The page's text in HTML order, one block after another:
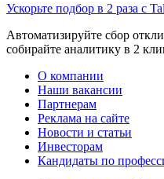
Ускорьте подбор в 2 раза с
Автоматизируйте сбор
собирайте аналитику в 2
О компании
Наши вакансии
Партнерам
Реклама на сайте
Новости и статьи
Инвесторам
Кандидаты по